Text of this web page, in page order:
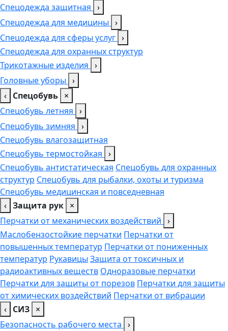
Спецодежда защитная ›
Спецодежда для медицины ›
Спецодежда для сферы услуг ›
Спецодежда для охранных структур
Трикотажные изделия ›
Головные уборы ›
‹ Спецобувь ×
Спецобувь летняя ›
Спецобувь зимняя ›
Спецобувь влагозащитная
Спецобувь термостойкая ›
Спецобувь антистатическая Спецобувь для охранных
структур Спецобувь для рыбалки, охоты и туризма
Спецобувь медицинская и повседневная
‹ Защита рук ×
Перчатки от механических воздействий ›
Маслобензостойкие перчатки Перчатки от
повышенных температур Перчатки от пониженных
температур Рукавицы Защита от токсичных и
радиоактивных веществ Одноразовые перчатки
Перчатки для защиты от порезов Перчатки для защиты
от химических воздействий Перчатки от вибрации
‹ СИЗ ×
Безопасность рабочего места ›